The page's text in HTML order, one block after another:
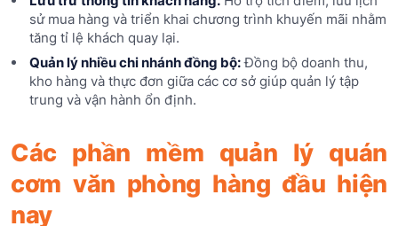
sử mua hàng và triển khai chương trình khuyến mãi nhằm
tăng tỉ lệ khách quay lại.
Quản lý nhiều chi nhánh đồng bộ:Đồng bộ doanh thu,
kho hàng và thực đơn giữa các cơ sở giúp quản lý tập
trung và vận hành ổn định.
Các phần mềm quản lý quán
cơm văn phòng hàng đầu hiện
nay